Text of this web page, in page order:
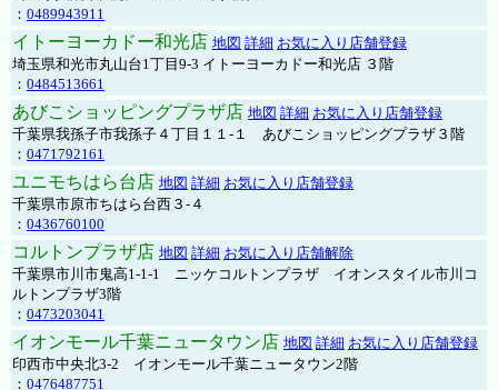
： 0489943911
イトーヨーカドー和光店 地図 詳細 お気に入り店舗登録
埼玉県和光市丸山台1丁目9-3 イトーヨーカドー和光店 ３階
： 0484513661
あびこショッピングプラザ店 地図 詳細 お気に入り店舗登録
千葉県我孫子市我孫子４丁目１１-１ あびこショッピングプラザ３階
： 0471792161
ユニモちはら台店 地図 詳細 お気に入り店舗登録
千葉県市原市ちはら台西３-４
： 0436760100
コルトンプラザ店 地図 詳細 お気に入り店舗解除
千葉県市川市鬼高1-1-1 ニッケコルトンプラザ イオンスタイル市川コ
ルトンプラザ3階
： 0473203041
イオンモール千葉ニュータウン店 地図 詳細 お気に入り店舗登録
印西市中央北3-2 イオンモール千葉ニュータウン2階
： 0476487751